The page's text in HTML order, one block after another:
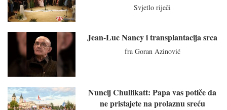
Svjetlo riječi
Jean-Luc Nancy i transplantacija srca
fra Goran Azinović
Nuncij Chullikatt: Papa vas potiče da
ne pristajete na prolaznu sreću